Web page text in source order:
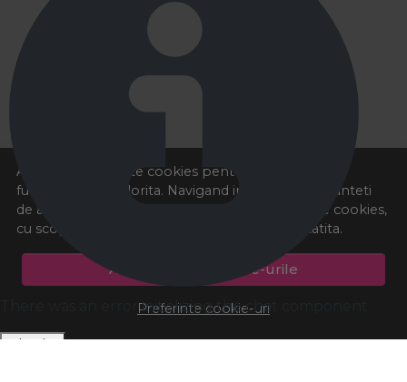
Acest site foloseste cookies pentru a va oferi
functionalitatea dorita. Navigand in continuare, sunteti
de acord cu
si cu plasarea de cookies,
cu scopul de a va oferi o experienta imbunatatita.
Accepta toate cookie-urile
Preferinte cookie-uri
There was an error initializing the chat component
Dismiss